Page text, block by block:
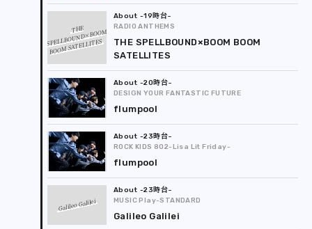
THE
SPELLBOUND×BOOM
BOOM SATELLITES
-19時台
RADIO ANTHEMS
THE SPELLBOUND×BOOM BOOM
SATELLITES
-20時台
DESIGN YOUR FANTASTIC FUTURE
flumpool
-23時台
ROCK KIDS 802-Lisa Lit Friday-
flumpool
Galileo Galilei
-23時台
MUSIC Play-STANDARD
Galileo Galilei